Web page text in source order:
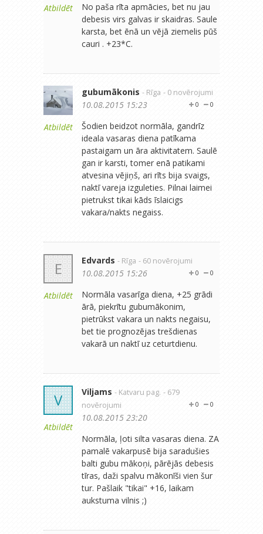
Atbildēt
No paša rīta apmācies, bet nu jau
debesis virs galvas ir skaidras. Saule
karsta, bet ēnā un vējā ziemelis pūš
cauri . +23*C.
Atbildēt
gubumākonis - Rīga - 0 novērojumi
0
0
10.08.2015 15:23
Šodien beidzot normāla, gandrīz
ideala vasaras diena patīkama
pastaigam un āra aktivitatem. Saulē
gan ir karsti, tomer enā patikami
atvesina vējiņš, ari rīts bija svaigs,
naktī vareja izguleties. Pilnai laimei
pietrukst tikai kāds īslaicigs
vakara/nakts negaiss.
E
Atbildēt
Edvards - Rīga - 60 novērojumi
0
0
10.08.2015 15:26
Normāla vasarīga diena, +25 grādi
ārā, piekrītu gubumākonim,
pietrūkst vakara un nakts negaisu,
bet tie prognozējas trešdienas
vakarā un naktī uz ceturtdienu.
V
Atbildēt
Viljams - Katvaru pag. - 679
novērojumi
0
0
10.08.2015 23:20
Normāla, ļoti silta vasaras diena. ZA
pamalē vakarpusē bija saradušies
balti gubu mākoņi, pārējās debesis
tīras, daži spalvu mākonīši vien šur
tur. Pašlaik "tikai" +16, laikam
aukstuma vilnis ;)